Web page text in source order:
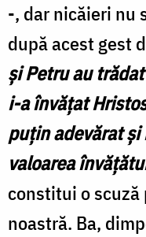
-, dar nicăieri nu
după acest gest
şi Petru au
i-a învăţat
puţin adevărat şi
valoarea
constitui o
noastră. Ba,